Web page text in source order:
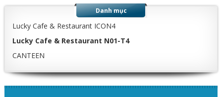
Danh mục
Lucky Cafe & Restaurant ICON4
Lucky Cafe & Restaurant N01-T4
CANTEEN